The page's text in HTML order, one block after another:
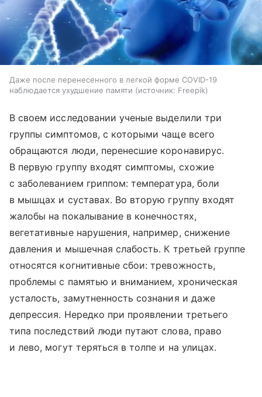
Даже после перенесенного в легкой форме COVID-19
наблюдается ухудшение памяти
источник: Freepik
В своем исследовании ученые выделили три
группы симптомов, с которыми чаще всего
обращаются люди, перенесшие коронавирус.
В первую группу входят симптомы, схожие
с заболеванием гриппом: температура, боли
в мышцах и суставах. Во вторую группу входят
жалобы на покалывание в конечностях,
вегетативные нарушения, например, снижение
давления и мышечная слабость. К третьей группе
относятся когнитивные сбои: тревожность,
проблемы с памятью и вниманием, хроническая
усталость, замутненность сознания и даже
депрессия. Нередко при проявлении третьего
типа последствий люди путают слова, право
и лево, могут теряться в толпе и на улицах.